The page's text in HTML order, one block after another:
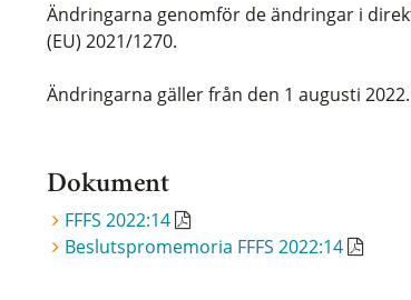
Ändringarna genomför de ändringar i
(EU) 2021/1270.
Ändringarna gäller från den 1 augusti
Dokument
FFFS 2022:14
Beslutspromemoria FFFS 2022:14